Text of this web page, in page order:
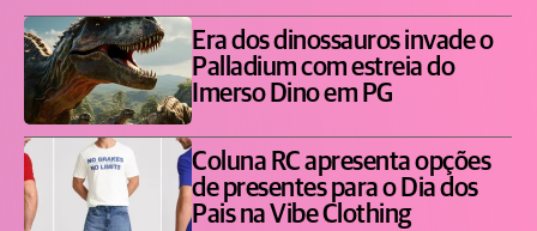
Era dos dinossauros invade o
Palladium com estreia do
Imerso Dino em PG
Coluna RC apresenta opções
de presentes para o Dia dos
Pais na Vibe Clothing